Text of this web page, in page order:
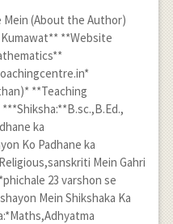
Mein (About the Author)
**Website
**Teaching
ka
Ko Padhane ka
Mein Gahri
23 varshon se
Mein Shikshaka Ka